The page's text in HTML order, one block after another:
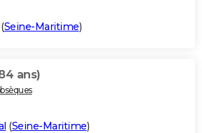
(Seine-Maritime)
ans)
(Seine-Maritime)